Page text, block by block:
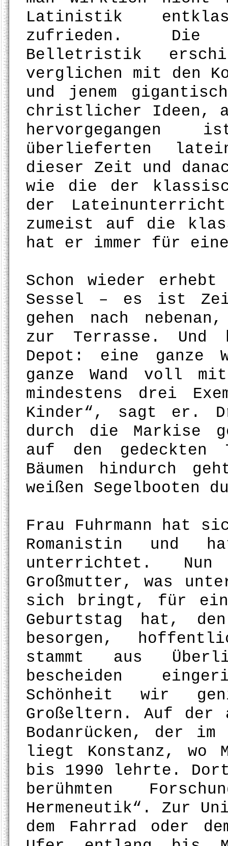
Latinistik
zufrieden. Die
Belletristik
verglichen mit den
und jenem
christlicher Ideen,
überlieferten
dieser Zeit und
wie die der
der
zumeist auf die
hat er immer für
Schon wieder erhebt
Sessel – es ist
gehen nach
zur Terrasse. Und
Depot: eine ganze
ganze Wand voll
mindestens drei
Kinder“, sagt er.
durch die Markise
auf den gedeckten
Bäumen hindurch
weißen Segelbooten
Frau Fuhrmann hat
Romanistin und
unterrichtet.
Großmutter, was
sich bringt, für
Geburtstag hat,
besorgen,
stammt aus
bescheiden
Schönheit wir
Großeltern. Auf der
Bodanrücken, der im
liegt Konstanz, wo
bis 1990 lehrte.
berühmten
Hermeneutik“. Zur
dem Fahrrad oder